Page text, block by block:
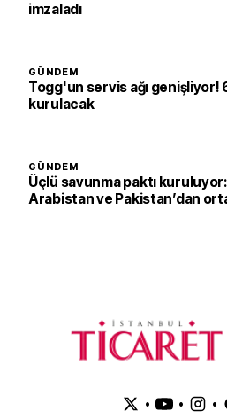
imzaladı
GÜNDEM
Togg'un servis ağı genişliyor!
kurulacak
GÜNDEM
Üçlü savunma paktı
Arabistan ve Pakistan’dan
• • •